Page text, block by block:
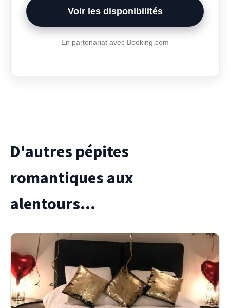
Voir les disponibilités
En partenariat avec Booking.com
D'autres pépites
romantiques aux
alentours...